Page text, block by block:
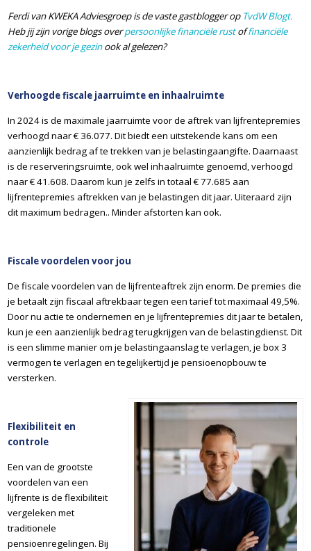
Ferdi van KWEKA Adviesgroep is de vaste gastblogger op TvdW Blogt.
Heb jij zijn vorige blogs overpersoonlijke financiële rustoffinanciële
zekerheid voor je gezinook al gelezen?
Verhoogde fiscale jaarruimte en inhaalruimte
In 2024 is de maximale jaarruimte voor de aftrek van lijfrentepremies
verhoogd naar € 36.077. Dit biedt een uitstekende kans om een
aanzienlijk bedrag af te trekken van je belastingaangifte. Daarnaast
is de reserveringsruimte, ook wel inhaalruimte genoemd, verhoogd
naar € 41.608. Daarom kun je zelfs in totaal € 77.685 aan
lijfrentepremies aftrekken van je belastingen dit jaar. Uiteraard zijn
dit maximum bedragen.. Minder afstorten kan ook.
Fiscale voordelen voor jou
De fiscale voordelen van de lijfrenteaftrek zijn enorm. De premies die
je betaalt zijn fiscaal aftrekbaar tegen een tarief tot maximaal 49,5%.
Door nu actie te ondernemen en je lijfrentepremies dit jaar te betalen,
kun je een aanzienlijk bedrag terugkrijgen van de belastingdienst. Dit
is een slimme manier om je belastingaanslag te verlagen, je box 3
vermogen te verlagen en tegelijkertijd je pensioenopbouw te
versterken.
Flexibiliteit en
controle
Een van de grootste
voordelen van een
lijfrente is de flexibiliteit
vergeleken met
traditionele
pensioenregelingen. Bij